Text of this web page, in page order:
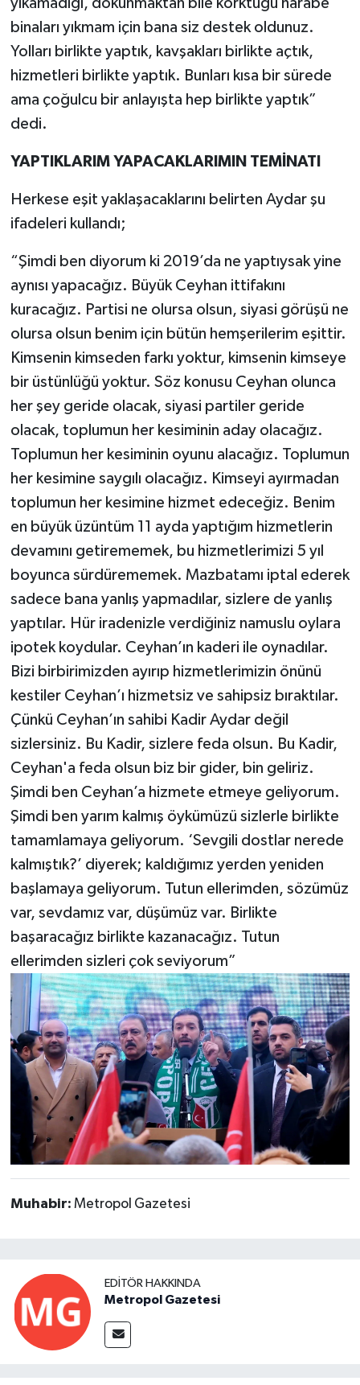
yıkamadığı, dokunmaktan bile korktuğu harabe
binaları yıkmam için bana siz destek oldunuz.
Yolları birlikte yaptık, kavşakları birlikte açtık,
hizmetleri birlikte yaptık. Bunları kısa bir sürede
ama çoğulcu bir anlayışta hep birlikte yaptık”
dedi.
YAPTIKLARIM YAPACAKLARIMIN TEMİNATI
Herkese eşit yaklaşacaklarını belirten Aydar şu
ifadeleri kullandı;
“Şimdi ben diyorum ki 2019’da ne yaptıysak yine
aynısı yapacağız. Büyük Ceyhan ittifakını
kuracağız. Partisi ne olursa olsun, siyasi görüşü ne
olursa olsun benim için bütün hemşerilerim eşittir.
Kimsenin kimseden farkı yoktur, kimsenin kimseye
bir üstünlüğü yoktur. Söz konusu Ceyhan olunca
her şey geride olacak, siyasi partiler geride
olacak, toplumun her kesiminin aday olacağız.
Toplumun her kesiminin oyunu alacağız. Toplumun
her kesimine saygılı olacağız. Kimseyi ayırmadan
toplumun her kesimine hizmet edeceğiz. Benim
en büyük üzüntüm 11 ayda yaptığım hizmetlerin
devamını getirememek, bu hizmetlerimizi 5 yıl
boyunca sürdürememek. Mazbatamı iptal ederek
sadece bana yanlış yapmadılar, sizlere de yanlış
yaptılar. Hür iradenizle verdiğiniz namuslu oylara
ipotek koydular. Ceyhan’ın kaderi ile oynadılar.
Bizi birbirimizden ayırıp hizmetlerimizin önünü
kestiler Ceyhan’ı hizmetsiz ve sahipsiz bıraktılar.
Çünkü Ceyhan’ın sahibi Kadir Aydar değil
sizlersiniz. Bu Kadir, sizlere feda olsun. Bu Kadir,
Ceyhan'a feda olsun biz bir gider, bin geliriz.
Şimdi ben Ceyhan’a hizmete etmeye geliyorum.
Şimdi ben yarım kalmış öykümüzü sizlerle birlikte
tamamlamaya geliyorum. ‘Sevgili dostlar nerede
kalmıştık?’ diyerek; kaldığımız yerden yeniden
başlamaya geliyorum. Tutun ellerimden, sözümüz
var, sevdamız var, düşümüz var. Birlikte
başaracağız birlikte kazanacağız. Tutun
ellerimden sizleri çok seviyorum”
Muhabir: Metropol Gazetesi
EDITÖR HAKKINDA
Metropol Gazetesi